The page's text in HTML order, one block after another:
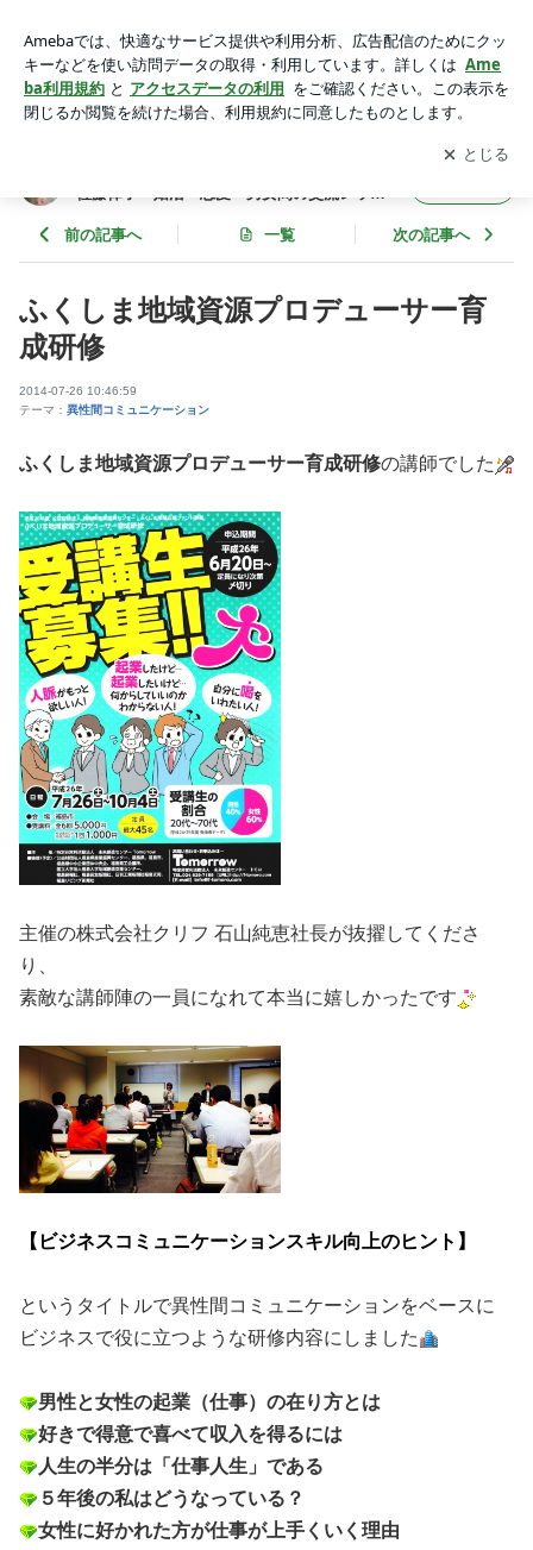
ーションのスペシャリスト佐藤律子「婚活・恋愛・男女間の交
流レッスン」
アプリをダウンロードして ブログの更新通知
を受け取りまし
ょう。
開く
佐藤律子「婚活・恋愛・男女間の交流レッス
前の記事へ 一覧 次の記事へ
ふくしま地域資源プロデューサー育
成研修
2014-07-26 10:46:59
テーマ： 異性間コミュニケーション
ふくしま地域資源プロデューサー育成研修の講師でした
主催の株式会社クリフ 石山純恵社長が抜擢してくださ
り、
素敵な講師陣の一員になれて本当に嬉しかったです
【ビジネスコミュニケーションスキル向上のヒント】
というタイトルで異性間コミュニケーションをベースに
ビジネスで役に立つような研修内容にしました
男性と女性の起業（仕事）の在り方とは
好きで得意で喜べて収入を得るには
人生の半分は「仕事人生」である
５年後の私はどうなっている？
女性に好かれた方が仕事が上手くいく理由